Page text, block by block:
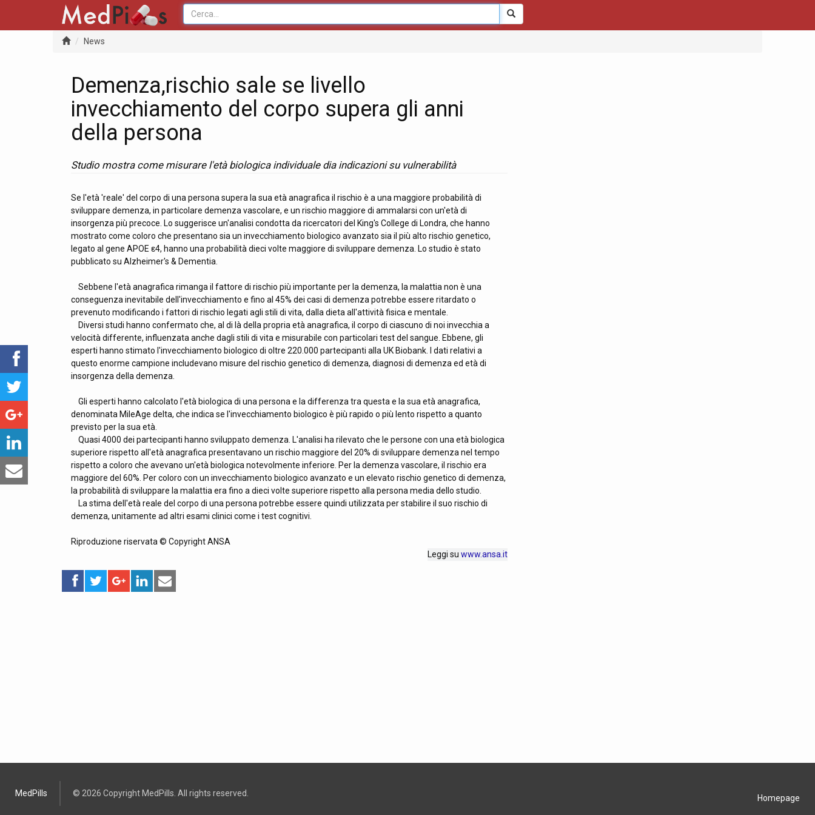
News
Demenza,rischio sale se livello
invecchiamento del corpo supera gli anni
della persona
Studio mostra come misurare l'età biologica individuale dia indicazioni su vulnerabilità
Se l'età 'reale' del corpo di una persona supera la sua età anagrafica il rischio è a una maggiore probabilità di
sviluppare demenza, in particolare demenza vascolare, e un rischio maggiore di ammalarsi con un'età di
insorgenza più precoce. Lo suggerisce un'analisi condotta da ricercatori del King's College di Londra, che hanno
mostrato come coloro che presentano sia un invecchiamento biologico avanzato sia il più alto rischio genetico,
legato al gene APOE ε4, hanno una probabilità dieci volte maggiore di sviluppare demenza. Lo studio è stato
pubblicato su Alzheimer's & Dementia.
Sebbene l'età anagrafica rimanga il fattore di rischio più importante per la demenza, la malattia non è una
conseguenza inevitabile dell'invecchiamento e fino al 45% dei casi di demenza potrebbe essere ritardato o
prevenuto modificando i fattori di rischio legati agli stili di vita, dalla dieta all'attività fisica e mentale.
Diversi studi hanno confermato che, al di là della propria età anagrafica, il corpo di ciascuno di noi invecchia a
velocità differente, influenzata anche dagli stili di vita e misurabile con particolari test del sangue. Ebbene, gli
esperti hanno stimato l'invecchiamento biologico di oltre 220.000 partecipanti alla UK Biobank. I dati relativi a
questo enorme campione includevano misure del rischio genetico di demenza, diagnosi di demenza ed età di
insorgenza della demenza.
Gli esperti hanno calcolato l'età biologica di una persona e la differenza tra questa e la sua età anagrafica,
denominata MileAge delta, che indica se l'invecchiamento biologico è più rapido o più lento rispetto a quanto
previsto per la sua età.
Quasi 4000 dei partecipanti hanno sviluppato demenza. L'analisi ha rilevato che le persone con una età biologica
superiore rispetto all'età anagrafica presentavano un rischio maggiore del 20% di sviluppare demenza nel tempo
rispetto a coloro che avevano un'età biologica notevolmente inferiore. Per la demenza vascolare, il rischio era
maggiore del 60%. Per coloro con un invecchiamento biologico avanzato e un elevato rischio genetico di demenza,
la probabilità di sviluppare la malattia era fino a dieci volte superiore rispetto alla persona media dello studio.
La stima dell'età reale del corpo di una persona potrebbe essere quindi utilizzata per stabilire il suo rischio di
demenza, unitamente ad altri esami clinici come i test cognitivi.
Riproduzione riservata © Copyright ANSA
Leggi su www.ansa.it
MedPills © 2026 Copyright MedPills. All rights reserved. Homepage